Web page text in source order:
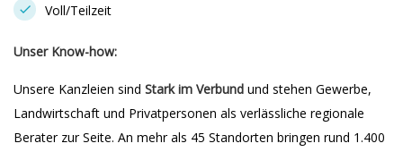
Voll/Teilzeit
Unser Know-how:
Unsere Kanzleien sind Stark im Verbund und stehen Gewerbe,
Landwirtschaft und Privatpersonen als verlässliche regionale
Berater zur Seite. An mehr als 45 Standorten bringen rund 1.400